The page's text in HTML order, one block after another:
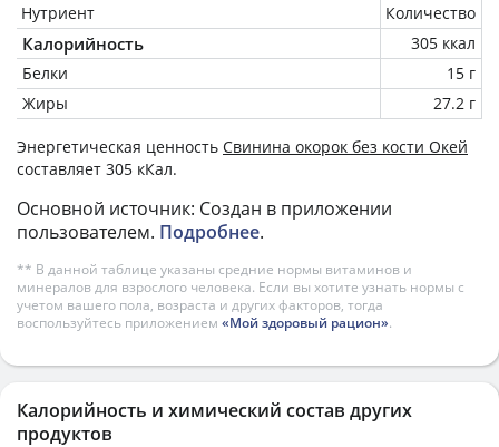
Нутриент
Количество
Калорийность
305 ккал
Белки
15 г
Жиры
27.2 г
Энергетическая ценность Свинина окорок без кости Окей
составляет 305 кКал.
Основной источник: Создан в приложении
пользователем. Подробнее.
** В данной таблице указаны средние нормы витаминов и
минералов для взрослого человека. Если вы хотите узнать нормы с
учетом вашего пола, возраста и других факторов, тогда
воспользуйтесь приложением «Мой здоровый рацион».
Калорийность и химический состав других
продуктов